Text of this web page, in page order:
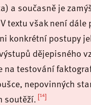
a současně je
textu však není
konkrétní postupy
dějepisného
testování
nepovinných
soutěží. [14]